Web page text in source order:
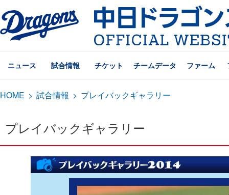
ニュース 試合情報 チケット チームデータ ファーム
HOME > 試合情報 > プレイバックギャラリー
プレイバックギャラリー